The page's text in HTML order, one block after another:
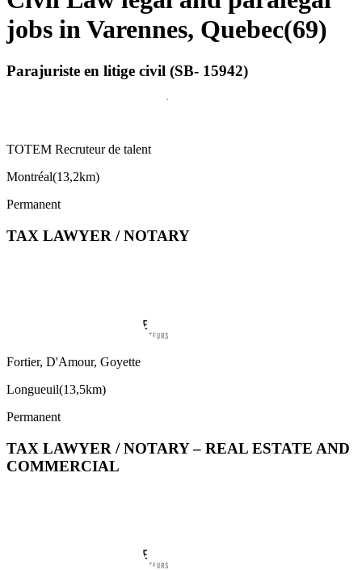
jobs in Varennes, Quebec(69)
Parajuriste en litige civil (SB- 15942)
TOTEM Recruteur de talent
Montréal(13,2km)
Permanent
TAX LAWYER / NOTARY
Fortier, D'Amour, Goyette
Longueuil(13,5km)
Permanent
TAX LAWYER / NOTARY – REAL ESTATE AND
COMMERCIAL